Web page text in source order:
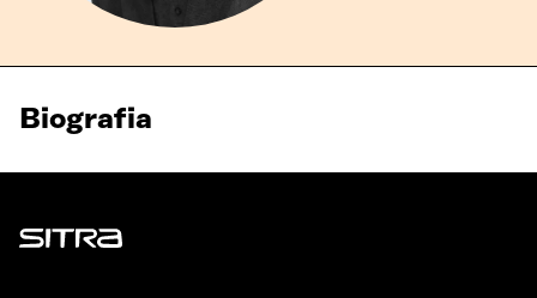
Biografia
Sitra